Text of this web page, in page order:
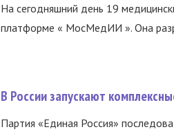
На сегодняшний день 19
платформе « МосМедИИ ». Она
В России запускают
Партия «Единая Россия»